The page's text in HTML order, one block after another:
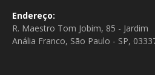
Endereço:
R. Maestro Tom Jobim, 85 - Jardim
Anália Franco, São Paulo - SP,